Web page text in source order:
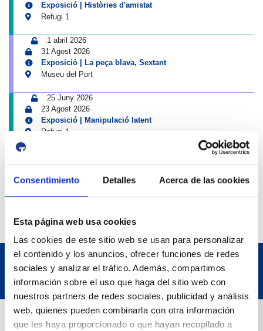
Consentimiento Detalles Acerca de las cookies
Esta página web usa cookies
Las cookies de este sitio web se usan para personalizar
el contenido y los anuncios, ofrecer funciones de redes
sociales y analizar el tráfico. Además, compartimos
información sobre el uso que haga del sitio web con
nuestros partners de redes sociales, publicidad y análisis
web, quienes pueden combinarla con otra información
que les haya proporcionado o que hayan recopilado a
Exposició | Històries d'amistat
Refugi 1
1 abril 2026
31 Agost 2026
Exposició | La peça blava, Sextant
Museu del Port
25 Juny 2026
23 Agost 2026
Exposició | Manipulació latent
Refugi 1
7 Octubre 2026
Inscripcions a PortAutors/es 2026
Dades de Contacte